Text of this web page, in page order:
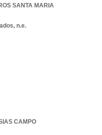
SANTA MARIA
n.e.
CAMPO